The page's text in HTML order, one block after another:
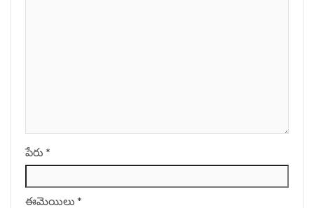
పేరు *
ఈమెయిలు *